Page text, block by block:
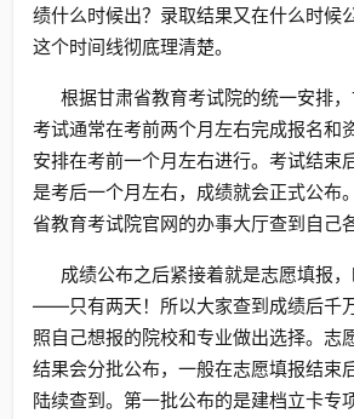
绩什么时候出？录取结果又在什么时候
这个时间线彻底理清楚。
根据甘肃省教育考试院的统一安排
考试通常在考前两个月左右完成报名和
安排在考前一个月左右进行。考试结束
是考后一个月左右，成绩就会正式公布
省教育考试院官网的办事大厅查到自己
成绩公布之后紧接着就是志愿填报
——只有两天！所以大家查到成绩后千
照自己想报的院校和专业做出选择。志
结果会分批公布，一般在志愿填报结束
陆续查到。第一批公布的是建档立卡专